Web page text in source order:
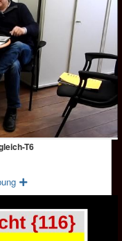
T6